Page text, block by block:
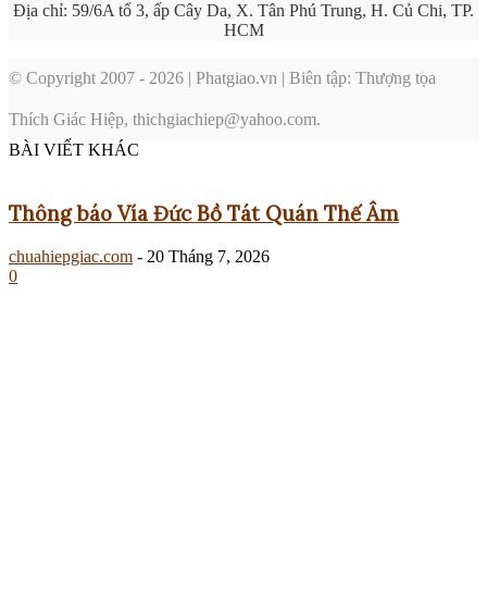
Địa chỉ: 59/6A tổ 3, ấp Cây Da, X. Tân Phú Trung, H. Củ Chi, TP.
HCM
© Copyright 2007 - 2026 | Phatgiao.vn | Biên tập: Thượng tọa
Thích Giác Hiệp, thichgiachiep@yahoo.com.
BÀI VIẾT KHÁC
Thông báo Vía Đức Bồ Tát Quán Thế Âm
chuahiepgiac.com - 20 Tháng 7, 2026
0